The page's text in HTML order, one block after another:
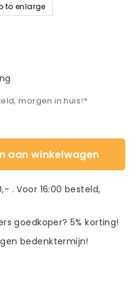
to enlarge
morgen in huis!*
aan winkelwagen
. Voor 16:00 besteld,
goedkoper? 5% korting!
bedenktermijn!